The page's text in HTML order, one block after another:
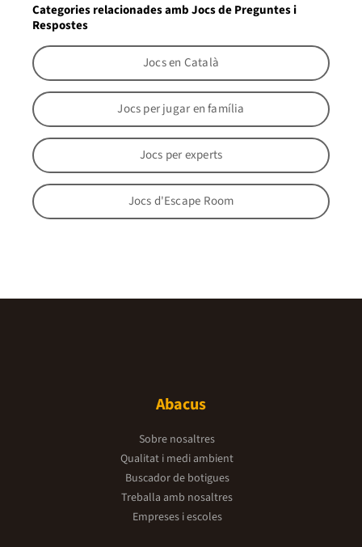
Categories relacionades amb Jocs de Preguntes i
Respostes
Jocs en Català
Jocs per jugar en família
Jocs per experts
Jocs d'Escape Room
Abacus
Sobre nosaltres
Qualitat i medi ambient
Buscador de botigues
Treballa amb nosaltres
Empreses i escoles